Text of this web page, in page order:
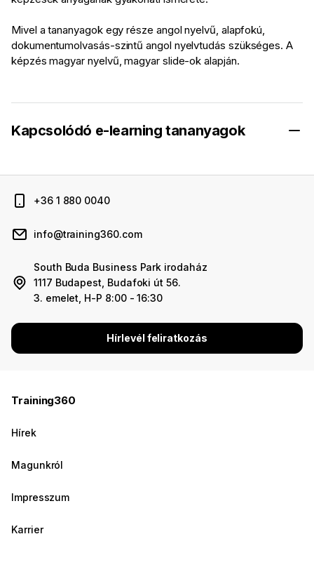
Mivel a tananyagok egy része angol nyelvű, alapfokú,
dokumentumolvasás-szintű angol nyelvtudás szükséges. A
képzés magyar nyelvű, magyar slide-ok alapján.
Kapcsolódó e-learning tananyagok
+36 1 880 0040
info@training360.com
South Buda Business Park irodaház
1117 Budapest, Budafoki út 56.
3. emelet, H-P 8:00 - 16:30
Hírlevél feliratkozás
Training360
Hírek
Magunkról
Impresszum
Karrier